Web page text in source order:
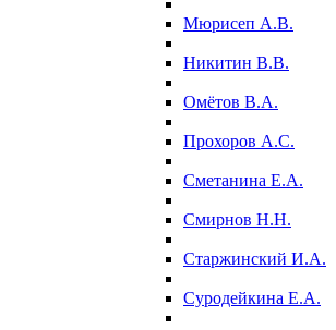
Мюрисеп А.В.
Никитин В.В.
Омётов В.А.
Прохоров А.С.
Сметанина Е.А.
Смирнов Н.Н.
Старжинский И.А.
Суродейкина Е.А.